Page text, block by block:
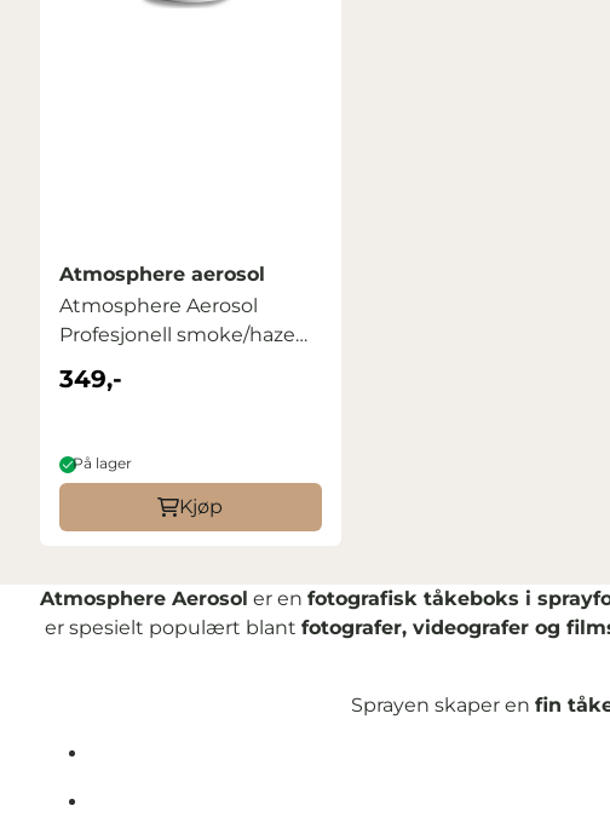
Atmosphere aerosol
Atmosphere Aerosol
Profesjonell smoke/haze
på ...
349,-
På lager
Kjøp
Atmosphere Aerosol er en fotografisk tåkeboks i
er spesielt populært blant fotografer, videografer og
Sprayen skaper en fin